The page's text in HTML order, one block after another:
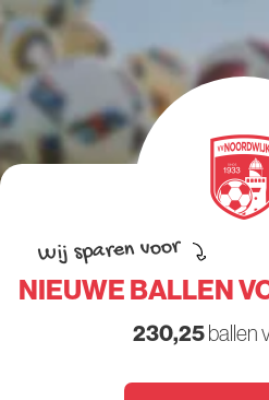
Wij sparen voor
NIEUWE BALLEN
230,25ballen